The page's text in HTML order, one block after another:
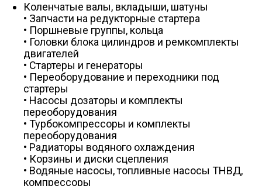
Коленчатые валы, вкладыши, шатуны
• Запчасти на редукторные стартера
• Поршневые группы, кольца
• Головки блока цилиндров и ремкомплекты
двигателей
• Стартеры и генераторы
• Переоборудование и переходники под
стартеры
• Насосы дозаторы и комплекты
переоборудования
• Турбокомпрессоры и комплекты
переоборудования
• Радиаторы водяного охлаждения
• Корзины и диски сцепления
• Водяные насосы, топливные насосы ТНВД,
компрессоры